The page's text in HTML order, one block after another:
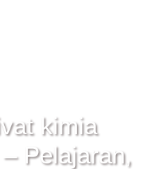
kimia
Pelajaran,